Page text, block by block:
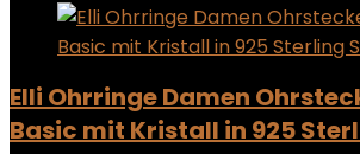
Elli Ohrringe Damen
Basic mit Kristall in 925